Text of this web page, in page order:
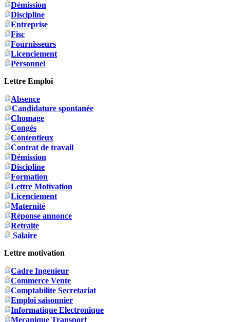
Démission
Discipline
Entreprise
Fisc
Fournisseurs
Licenciement
Personnel
Lettre Emploi
Absence
Candidature spontanée
Chomage
Congés
Contentieux
Contrat de travail
Démission
Discipline
Formation
Lettre Motivation
Licenciement
Maternité
Réponse annonce
Retraite
Salaire
Lettre motivation
Cadre Ingenieur
Commerce Vente
Comptabilite Secretariat
Emploi saisonnier
Informatique Electronique
Mecanique Transport